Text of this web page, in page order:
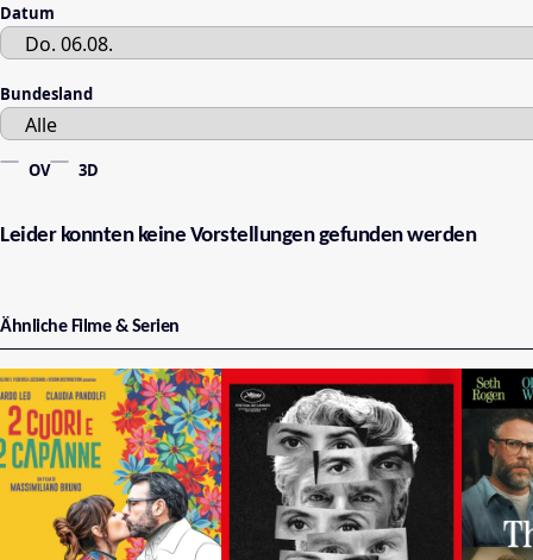
Datum
Bundesland
OV 3D
Leider konnten keine Vorstellungen gefunden werden
Ähnliche Filme & Serien